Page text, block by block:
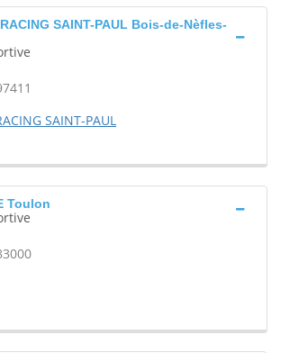
SAINT-PAUL Bois-de-Nèfles-
SAINT-PAUL
Toulon